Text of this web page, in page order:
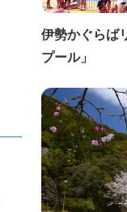
伊勢かぐら
プール」